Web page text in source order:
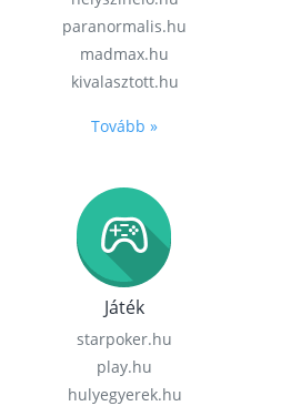
paranormalis.hu
madmax.hu
kivalasztott.hu
Tovább »
Játék
starpoker.hu
play.hu
hulyegyerek.hu